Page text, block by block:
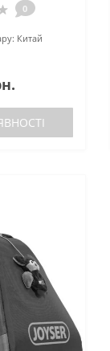
0
Китай